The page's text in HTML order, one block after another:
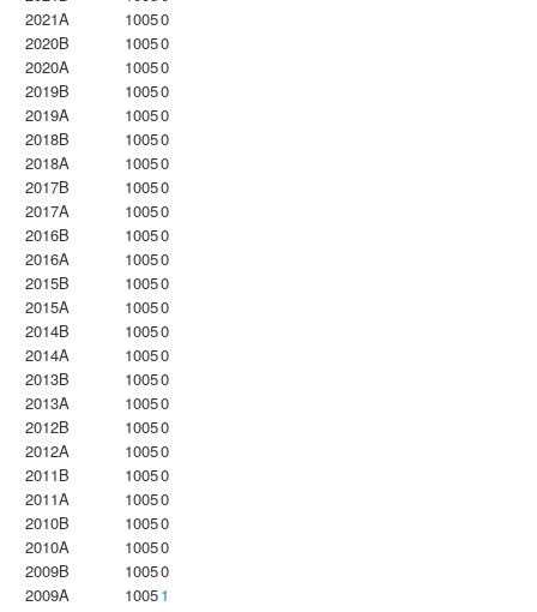
2021A
10050
2020B
10050
2020A
10050
2019B
10050
2019A
10050
2018B
10050
2018A
10050
2017B
10050
2017A
10050
2016B
10050
2016A
10050
2015B
10050
2015A
10050
2014B
10050
2014A
10050
2013B
10050
2013A
10050
2012B
10050
2012A
10050
2011B
10050
2011A
10050
2010B
10050
2010A
10050
2009B
10050
2009A
10051